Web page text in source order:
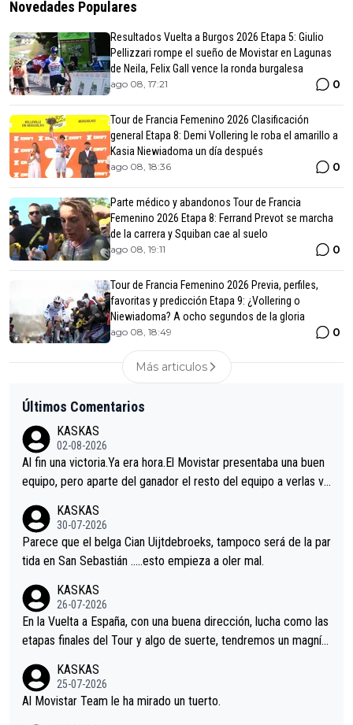
Novedades Populares
Resultados Vuelta a Burgos 2026 Etapa 5: Giulio
Pellizzari rompe el sueño de Movistar en Lagunas
de Neila, Felix Gall vence la ronda burgalesa
ago 08, 17:21 0
Tour de Francia Femenino 2026 Clasificación
general Etapa 8: Demi Vollering le roba el amarillo a
Kasia Niewiadoma un día después
ago 08, 18:36 0
Parte médico y abandonos Tour de Francia
Femenino 2026 Etapa 8: Ferrand Prevot se marcha
de la carrera y Squiban cae al suelo
ago 08, 19:11 0
Tour de Francia Femenino 2026 Previa, perfiles,
favoritas y predicción Etapa 9: ¿Vollering o
Niewiadoma? A ocho segundos de la gloria
ago 08, 18:49 0
Más articulos
Últimos Comentarios
KASKAS
02-08-2026
Al fin una victoria.Ya era hora.El Movistar presentaba una buen
equipo, pero aparte del ganador el resto del equipo a verlas ve
s.La única buena noticia es la mejoría de Enric Más en San Seb
astian.Si en la Vuelta a Burgos sigue la mejoría, podríamos ten
er alguna sorpresa en la Vuelta.Ojalá.
KASKAS
30-07-2026
Parece que el belga Cian Uijtdebroeks, tampoco será de la par
tida en San Sebastián …..esto empieza a oler mal.
KASKAS
26-07-2026
En la Vuelta a España, con una buena dirección, lucha como las
etapas finales del Tour y algo de suerte, tendremos un magnífi
KASKAS
25-07-2026
Al Movistar Team le ha mirado un tuerto.